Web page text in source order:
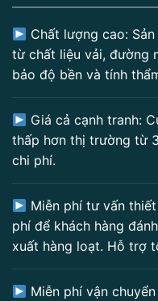
Chất lượng cao:
từ chất liệu vải, đường
bảo độ bền và tính
Giá cả cạnh tranh:
thấp hơn thị trường từ
chi phí.
Miễn phí tư vấn
phí để khách hàng
xuất hàng loạt. Hỗ trợ
Miễn phí vận